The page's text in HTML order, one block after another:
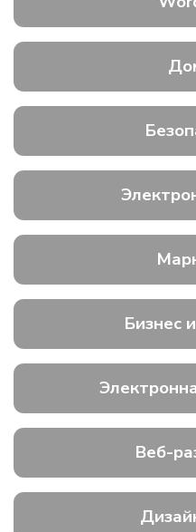
Бизнес
Веб-